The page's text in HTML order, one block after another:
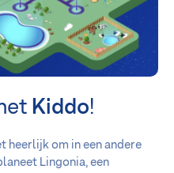
Kiddo!
heerlijk om in een andere
Lingonia, een